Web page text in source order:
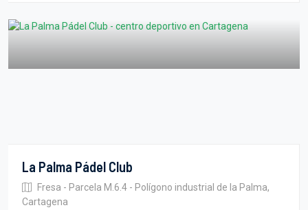
La Palma Pádel Club
Fresa - Parcela M.6.4 - Polígono industrial de la Palma,
Cartagena